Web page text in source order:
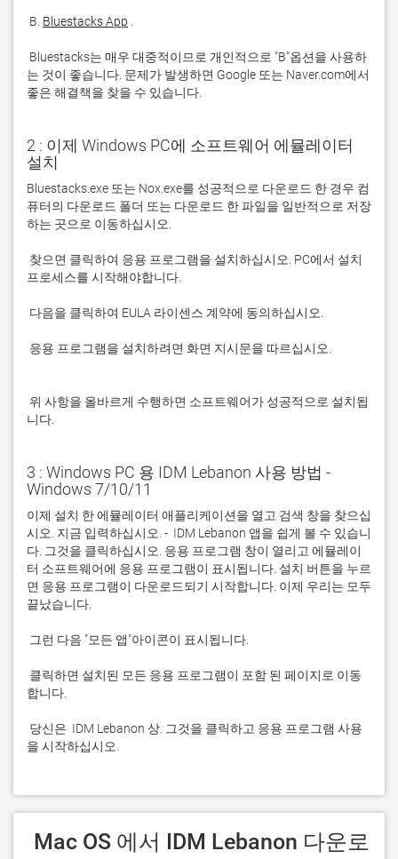
B. Bluestacks App
는 것이 좋습니다. 문제가 발생하면 Google 또는 Naver.com에서
좋은 해결책을 찾을 수 있습니다.
2 : 이제 Windows PC에 소프트웨어 에뮬레이터
설치
Bluestacks.exe 또는 Nox.exe를 성공적으로 다운로드 한 경우 컴
퓨터의 다운로드 폴더 또는 다운로드 한 파일을 일반적으로 저장
니다.
3 : Windows PC 용 IDM Lebanon 사용 방법 -
Windows 7/10/11
이제 설치 한 에뮬레이터 애플리케이션을 열고 검색 창을 찾으십
시오. 지금 입력하십시오. -  IDM Lebanon 앱을 쉽게 볼 수 있습니
다. 그것을 클릭하십시오. 응용 프로그램 창이 열리고 에뮬레이
터 소프트웨어에 응용 프로그램이 표시됩니다. 설치 버튼을 누르
면 응용 프로그램이 다운로드되기 시작합니다. 이제 우리는 모두
을 시작하십시오.